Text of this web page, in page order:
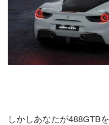
しかしあなたが488GTBを